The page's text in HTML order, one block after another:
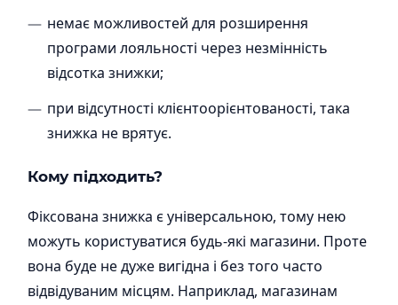
немає можливостей для розширення
програми лояльності через незмінність
відсотка знижки;
при відсутності клієнтоорієнтованості, така
знижка не врятує.
Кому підходить?
Фіксована знижка є універсальною, тому нею
можуть користуватися будь-які магазини. Проте
вона буде не дуже вигідна і без того часто
відвідуваним місцям. Наприклад, магазинам